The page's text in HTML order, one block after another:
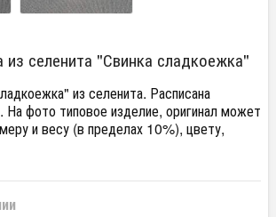
из селенита "Свинка сладкоежка"
из селенита. Расписана
На фото типовое изделие, оригинал может
и весу (в пределах 10%), цвету,